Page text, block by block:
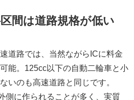
間は道路規格が低い
道路では、当然ながらICに料金
能。125cc以下の自動二輪車と小
いのも高速道路と同じです。
側に作られることが多く、実質